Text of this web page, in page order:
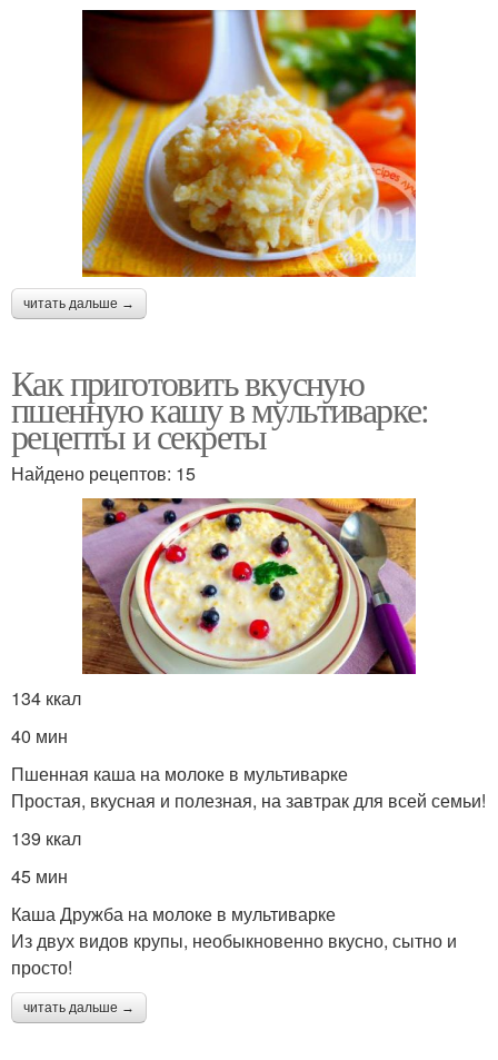
читать дальше →
Как приготовить вкусную
пшенную кашу в мультиварке:
рецепты и секреты
Найдено рецептов: 15
134 ккал
40 мин
Пшенная каша на молоке в мультиварке
Простая, вкусная и полезная, на завтрак для всей семьи!
139 ккал
45 мин
Каша Дружба на молоке в мультиварке
Из двух видов крупы, необыкновенно вкусно, сытно и
просто!
читать дальше →